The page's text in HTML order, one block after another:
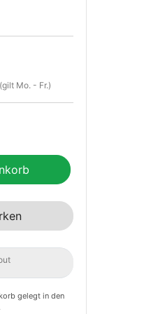
Mo. - Fr.)
gelegt in den